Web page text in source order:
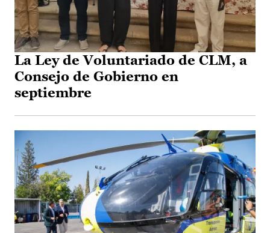
La Ley de Voluntariado de CLM, a
Consejo de Gobierno en
septiembre